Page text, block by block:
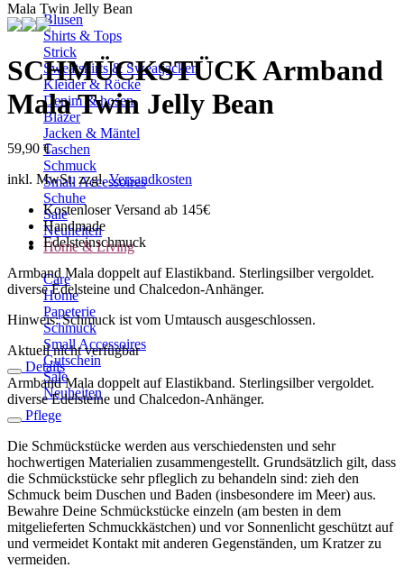
Blusen
Shirts & Tops
Strick
Sweatshirts & Sweatjacken
Kleider & Röcke
Denim & hosen
Blazer
Jacken & Mäntel
Taschen
Schmuck
Small Accessoires
Schuhe
Sale
Neuheiten
Home & Living
Care
Home
Papeterie
Schmuck
Small Accessoires
Gutschein
Sale
Neuheiten
Mala Twin Jelly Bean
SCHMÜCKSTÜCK Armband
Mala Twin Jelly Bean
59,90 €
inkl. MwSt. zzgl.Versandkosten
Kostenloser Versand ab 145€
Handmade
Edelsteinschmuck
Armband Mala doppelt auf Elastikband. Sterlingsilber vergoldet.
diverse Edelsteine und Chalcedon-Anhänger.
Hinweis: Schmuck ist vom Umtausch ausgeschlossen.
Aktuell nicht verfügbar
Details
Armband Mala doppelt auf Elastikband. Sterlingsilber vergoldet.
diverse Edelsteine und Chalcedon-Anhänger.
Pflege
Die Schmückstücke werden aus verschiedensten und sehr
hochwertigen Materialien zusammengestellt. Grundsätzlich gilt, dass
die Schmückstücke sehr pfleglich zu behandeln sind: zieh den
Schmuck beim Duschen und Baden (insbesondere im Meer) aus.
Bewahre Deine Schmückstücke einzeln (am besten in dem
mitgelieferten Schmuckkästchen) und vor Sonnenlicht geschützt auf
und vermeidet Kontakt mit anderen Gegenständen, um Kratzer zu
vermeiden.